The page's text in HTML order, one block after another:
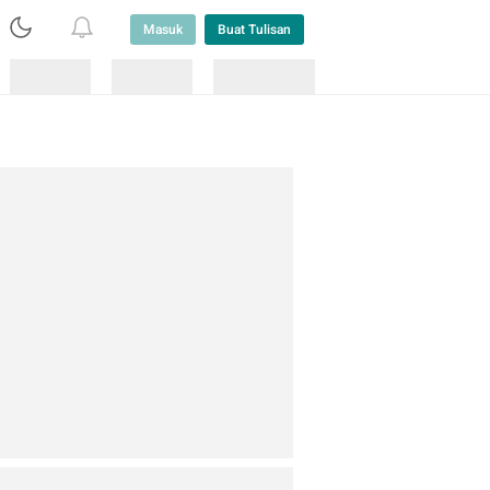
Masuk Buat Tulisan